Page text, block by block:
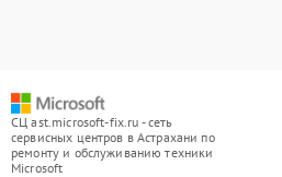
СЦ ast.microsoft-fix.ru - сеть
сервисных центров в Астрахани по
ремонту и обслуживанию техники
Microsoft